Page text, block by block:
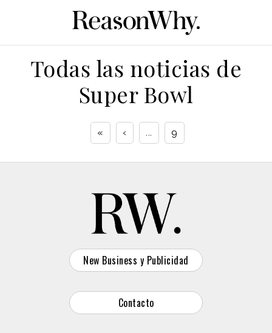
Todas las noticias de
Super Bowl
« ‹ ... 9
New Business y Publicidad
Contacto